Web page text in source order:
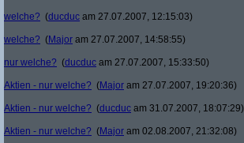
welche? (ducduc am 27.07.2007, 12:15:03)
welche? (Major am 27.07.2007, 14:58:55)
nur welche? (ducduc am 27.07.2007, 15:33:50)
Aktien - nur welche? (Major am 27.07.2007, 19:20:36)
Aktien - nur welche? (ducduc am 31.07.2007, 18:07:29)
Aktien - nur welche? (Major am 02.08.2007, 21:32:08)